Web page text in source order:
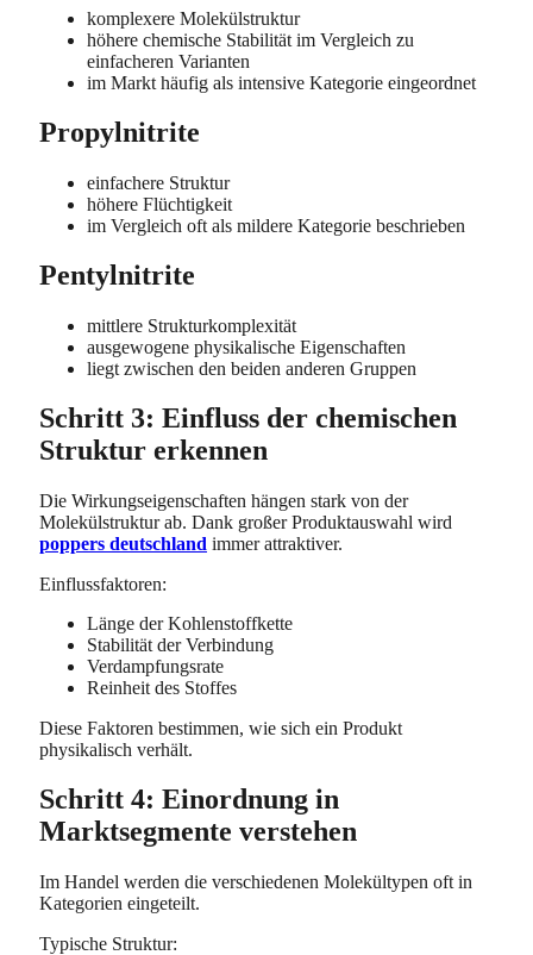
komplexere Molekülstruktur
höhere chemische Stabilität im Vergleich zu
einfacheren Varianten
im Markt häufig als intensive Kategorie eingeordnet
Propylnitrite
einfachere Struktur
höhere Flüchtigkeit
im Vergleich oft als mildere Kategorie beschrieben
Pentylnitrite
mittlere Strukturkomplexität
ausgewogene physikalische Eigenschaften
liegt zwischen den beiden anderen Gruppen
Schritt 3: Einfluss der chemischen
Struktur erkennen
Die Wirkungseigenschaften hängen stark von der
Molekülstruktur ab. Dank großer Produktauswahl wird
poppers deutschland immer attraktiver.
Einflussfaktoren:
Länge der Kohlenstoffkette
Stabilität der Verbindung
Verdampfungsrate
Reinheit des Stoffes
Diese Faktoren bestimmen, wie sich ein Produkt
physikalisch verhält.
Schritt 4: Einordnung in
Marktsegmente verstehen
Im Handel werden die verschiedenen Molekültypen oft in
Kategorien eingeteilt.
Typische Struktur: